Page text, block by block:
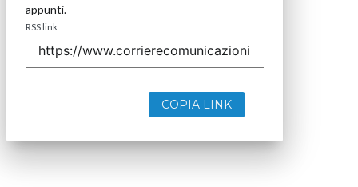
appunti.
RSS link
COPIA LINK